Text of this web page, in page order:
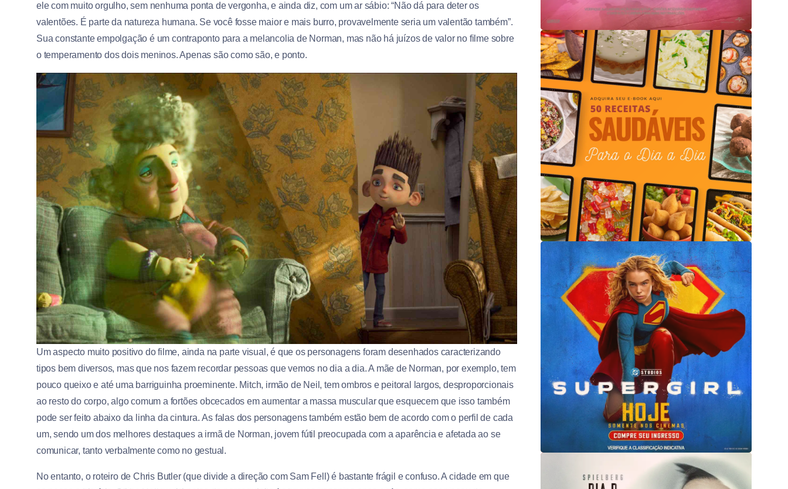
ele com muito orgulho, sem nenhuma ponta de vergonha, e ainda diz, com um ar sábio: “Não dá para deter os
valentões. É parte da natureza humana. Se você fosse maior e mais burro, provavelmente seria um valentão também”.
Sua constante empolgação é um contraponto para a melancolia de Norman, mas não há juízos de valor no filme sobre
o temperamento dos dois meninos. Apenas são como são, e ponto.
Um aspecto muito positivo do filme, ainda na parte visual, é que os personagens foram desenhados caracterizando
tipos bem diversos, mas que nos fazem recordar pessoas que vemos no dia a dia. A mãe de Norman, por exemplo, tem
pouco queixo e até uma barriguinha proeminente. Mitch, irmão de Neil, tem ombros e peitoral largos, desproporcionais
ao resto do corpo, algo comum a fortões obcecados em aumentar a massa muscular que esquecem que isso também
pode ser feito abaixo da linha da cintura. As falas dos personagens também estão bem de acordo com o perfil de cada
um, sendo um dos melhores destaques a irmã de Norman, jovem fútil preocupada com a aparência e afetada ao se
comunicar, tanto verbalmente como no gestual.
No entanto, o roteiro de Chris Butler (que divide a direção com Sam Fell) é bastante frágil e confuso. A cidade em que